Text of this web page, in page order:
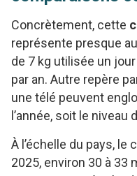
Concrètement, cette
représente presque
de 7 kg utilisée un
par an. Autre repère
une télé peuvent
l’année, soit le niveau
À l’échelle du pays,
2025, environ 30 à 33